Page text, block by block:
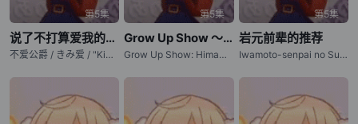
第5集
说了不打算爱我的公爵继承人，不知为何对我宠爱有加
不爱公爵 / きみ爱 / "Kimi wo Aisuru Ki wa Nai" to Itta Jiki Koushaku-sama ga Nazeka Dekiai shitekimasu / I Don't Know Why but the Next Duke Who Said "I Have No Intention of Loving You" Is Doting on Me
第5集
Grow Up Show ～向日葵马戏团～
Grow Up Show: Himawari no Circus-dan / 成长秀～向日葵马戏团～
第5集
岩元前辈的推荐
Iwamoto-senpai no Suisen